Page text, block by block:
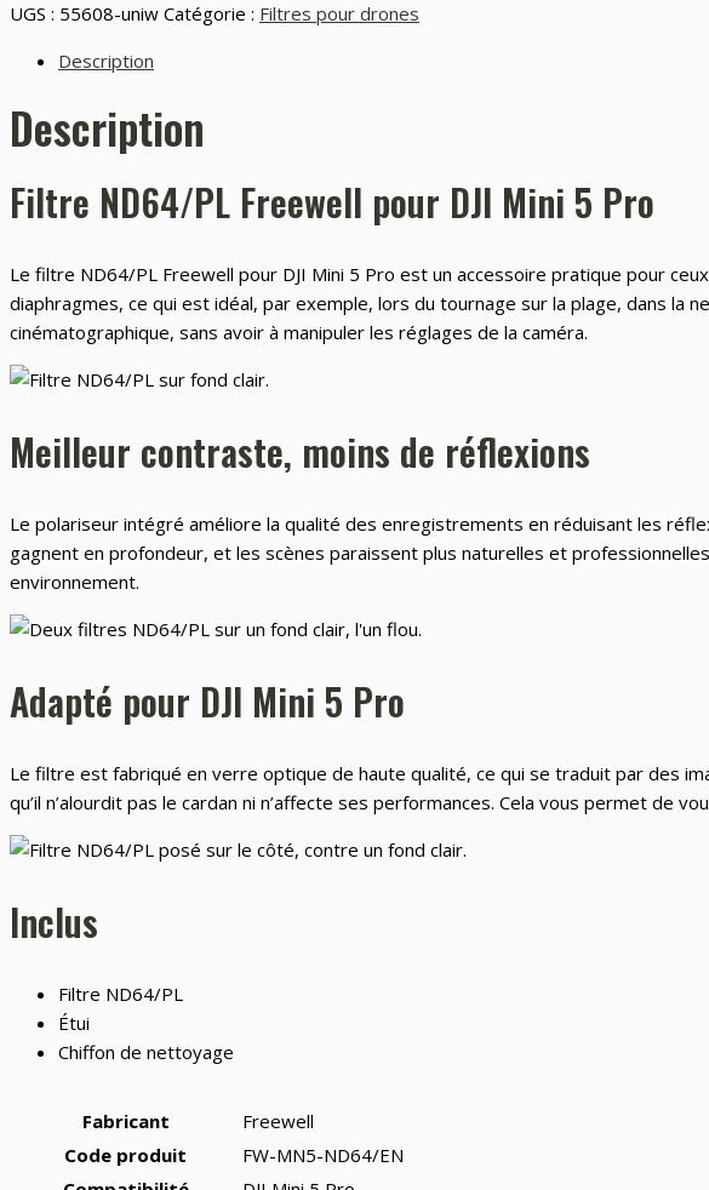
UGS : 55608-uniw Catégorie : Filtres pour drones
Description
Description
Filtre ND64/PL Freewell pour DJI Mini 5 Pro
Le filtre ND64/PL Freewell pour DJI Mini 5 Pro est un accessoire pratique pour
diaphragmes, ce qui est idéal, par exemple, lors du tournage sur la plage, dans la
cinématographique, sans avoir à manipuler les réglages de la caméra.
Meilleur contraste, moins de réflexions
Le polariseur intégré améliore la qualité des enregistrements en réduisant les
gagnent en profondeur, et les scènes paraissent plus naturelles et
environnement.
Adapté pour DJI Mini 5 Pro
Le filtre est fabriqué en verre optique de haute qualité, ce qui se traduit par des
qu’il n’alourdit pas le cardan ni n’affecte ses performances. Cela vous permet de
Inclus
Filtre ND64/PL
Étui
Chiffon de nettoyage
Fabricant
Freewell
Code produit
FW-MN5-ND64/EN